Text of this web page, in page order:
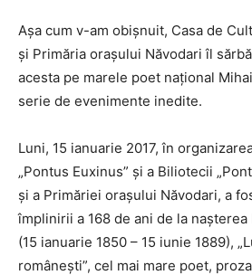
Așa cum v-am obișnuit, Casa de
și Primăria orașului Năvodari îl
acesta pe marele poet național
serie de evenimente inedite.
Luni, 15 ianuarie 2017, în
„Pontus Euxinus” și a Biliotecii
și a Primăriei orașului Năvodari, a
împlinirii a 168 de ani de la
(15 ianuarie 1850 – 15 iunie 1889),
românești”, cel mai mare poet,